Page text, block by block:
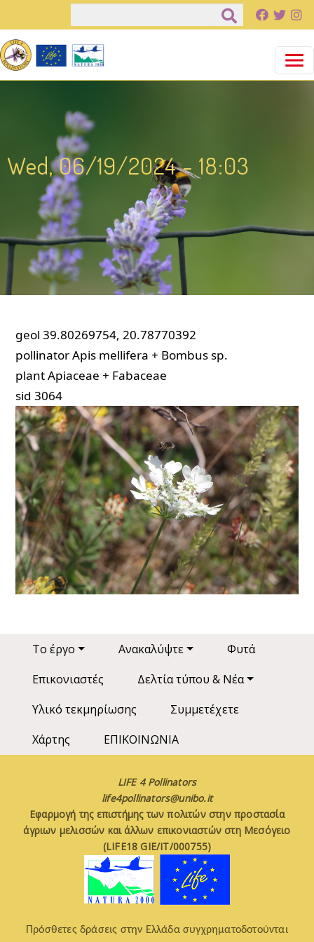
Παράκαμψη προς το κυρίως περιεχόμενο
Wed, 06/19/2024 - 18:03
geol 39.80269754, 20.78770392
pollinatorApis mellifera + Bombus sp.
plantApiaceae + Fabaceae
sid 3064
Main navigation
Το έργο Ανακαλύψτε
Φυτά
Επικονιαστές
Δελτία τύπου & Νέα
Υλικό τεκμηρίωσης
Συμμετέχετε
Χάρτης
ΕΠΙΚΟΙΝΩΝΙΑ
LIFE 4 Pollinators
life4pollinators@unibo.it
Εφαρμογή της επιστήμης των πολιτών στην προστασία
άγριων μελισσών και άλλων επικονιαστών στη Μεσόγειο
(LIFE18 GIE/IT/000755)
Πρόσθετες δράσεις στην Ελλάδα συγχρηματοδοτούνται